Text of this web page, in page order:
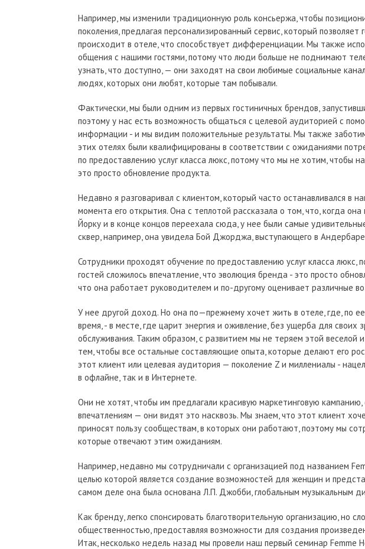
Например, мы изменили традиционную роль консьержа, чтобы
поколения, предлагая персонализированный сервис, который
происходит в отеле, что способствует дифференциации. Мы также
общения с нашими гостями, потому что люди больше не поднимают
узнать, что доступно, — они заходят на свои любимые социальные
людях, которых они любят, которые там побывали.
Фактически, мы были одним из первых гостиничных брендов,
поэтому у нас есть возможность общаться с целевой аудиторией с
информации - и мы видим положительные результаты. Мы также
этих отелях были квалифицированы в соответствии с ожиданиями
по предоставлению услуг класса люкс, потому что мы не хотим, чтобы
это просто обновление продукта.
Недавно я разговаривал с клиентом, который часто останавливался в
момента его открытия. Она с теплотой рассказала о том, что, когда
Йорку и в конце концов переехала сюда, у нее были самые
сквер, например, она увидела Бой Джорджа, выступающего в
Сотрудники проходят обучение по предоставлению услуг класса
гостей сложилось впечатление, что эволюция бренда - это просто
что она работает руководителем и по-другому оценивает различные
У нее другой доход. Но она по—прежнему хочет жить в отеле, где, по
время, - в месте, где царит энергия и оживление, без ущерба для своих
обслуживания. Таким образом, с развитием мы не теряем этой веселой
тем, чтобы все остальные составляющие опыта, которые делают его
этот клиент или целевая аудитория — поколение Z и миллениалы -
в офлайне, так и в Интернете.
Они не хотят, чтобы им предлагали красивую маркетинговую кампанию,
впечатлениям — они видят это насквозь. Мы знаем, что этот клиент
приносят пользу сообществам, в которых они работают, поэтому мы
которые отвечают этим ожиданиям.
Например, недавно мы сотрудничали с организацией под названием
целью которой является создание возможностей для женщин и
самом деле она была основана Л.П. Джобби, глобальным музыкальным
Как бренду, легко спонсировать благотворительную организацию, но
общественностью, предоставляя возможности для создания
Итак, несколько недель назад мы провели наш первый семинар Femme